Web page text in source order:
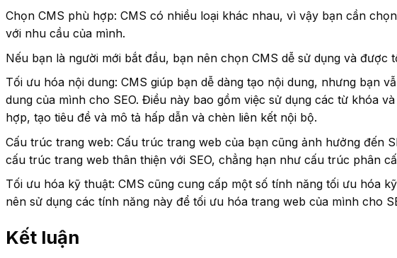
Chọn CMS phù hợp: CMS có nhiều loại khác nhau, vì vậy bạn cần
với nhu cầu của mình.
Nếu bạn là người mới bắt đầu, bạn nên chọn CMS dễ sử dụng và được
Tối ưu hóa nội dung: CMS giúp bạn dễ dàng tạo nội dung, nhưng bạn
dung của mình cho SEO. Điều này bao gồm việc sử dụng các từ khóa
hợp, tạo tiêu đề và mô tả hấp dẫn và chèn liên kết nội bộ.
Cấu trúc trang web: Cấu trúc trang web của bạn cũng ảnh hưởng đến
cấu trúc trang web thân thiện với SEO, chẳng hạn như cấu trúc phân
Tối ưu hóa kỹ thuật: CMS cũng cung cấp một số tính năng tối ưu hóa
nên sử dụng các tính năng này để tối ưu hóa trang web của mình cho
Kết luận